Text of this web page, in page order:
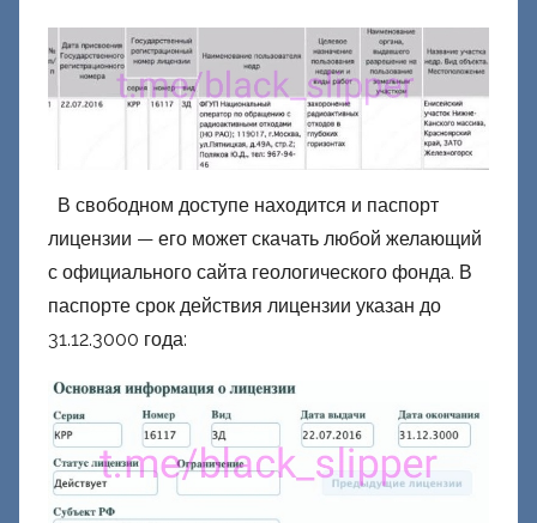
В свободном доступе находится и паспорт
лицензии — его может скачать любой желающий
с официального сайта геологического фонда. В
паспорте срок действия лицензии указан до
31.12.3000 года: